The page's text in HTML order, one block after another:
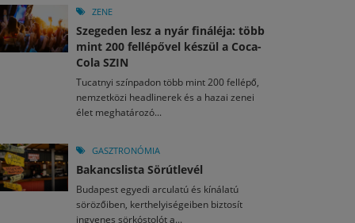
ZENE
Szegeden lesz a nyár fináléja: több
mint 200 fellépővel készül a Coca-
Cola SZIN
Tucatnyi színpadon több mint 200 fellépő,
nemzetközi headlinerek és a hazai zenei
élet meghatározó...
GASZTRONÓMIA
Bakancslista Sörútlevél
Budapest egyedi arculatú és kínálatú
sörözőiben, kerthelyiségeiben biztosít
ingyenes sörkóstolót a...